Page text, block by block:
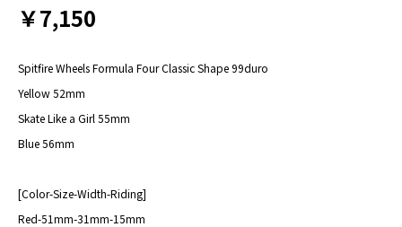
￥7,150
Spitfire Wheels Formula Four Classic Shape 99duro
Yellow 52mm
Skate Like a Girl 55mm
Blue 56mm
[Color-Size-Width-Riding]
Red-51mm-31mm-15mm